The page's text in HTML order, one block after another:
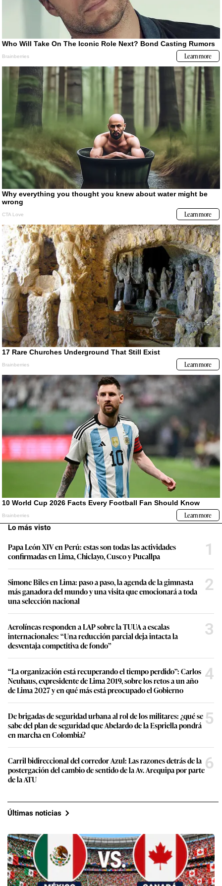
Lo más visto
Papa León XIV en Perú: estas son todas las actividades
confirmadas en Lima, Chiclayo, Cusco y Pucallpa
1
Simone Biles en Lima: paso a paso, la agenda de la gimnasta
más ganadora del mundo y una visita que emocionará a toda
una selección nacional
2
Aerolíneas responden a LAP sobre la TUUA a escalas
internacionales: “Una reducción parcial deja intacta la
desventaja competitiva de fondo”
3
“La organización está recuperando el tiempo perdido”: Carlos
Neuhaus, expresidente de Lima 2019, sobre los retos a un año
de Lima 2027 y en qué más está preocupado el Gobierno
4
De brigadas de seguridad urbana al rol de los militares: ¿qué se
sabe del plan de seguridad que Abelardo de la Espriella pondrá
en marcha en Colombia?
5
Carril bidireccional del corredor Azul: Las razones detrás de la
postergación del cambio de sentido de la Av. Arequipa por parte
de la ATU
6
Últimas noticias